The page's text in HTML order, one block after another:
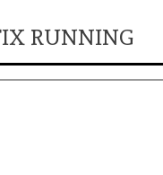
RUNNING